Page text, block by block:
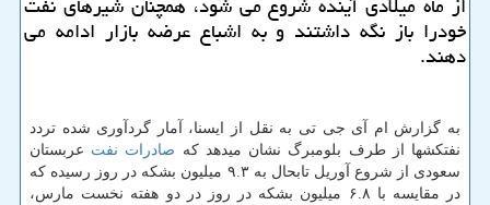
خودرا باز نگه داشتند و به اشباع عرضه بازار ادامه می
دهند.
به گزارش ام آی جی تی به نقل از ایسنا، آمار گردآوری شده تردد
نفتكشها از طرف بلومبرگ نشان میدهد كه صادرات نفت عربستان
سعودی از شروع آوریل تابحال به ۹.۳ میلیون بشكه در روز رسیده كه
در مقایسه با ۶.۸ میلیون بشكه در روز در دو هفته نخست مارس،